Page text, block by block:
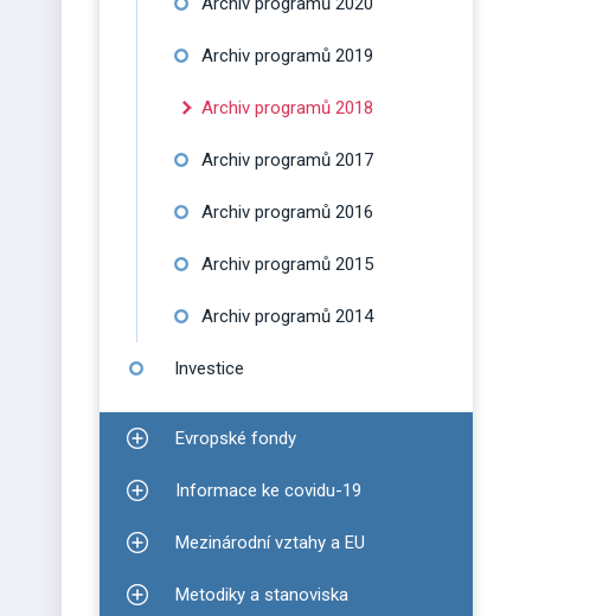
Archiv programů 2019
Archiv programů 2018
Archiv programů 2017
Archiv programů 2016
Archiv programů 2015
Archiv programů 2014
Investice
Zobrazit podmenu pro Evropské fondy
Evropské fondy
Zobrazit podmenu pro Informace ke covidu-19
Informace ke covidu-19
Zobrazit podmenu pro Mezinárodní vztahy a EU
Mezinárodní vztahy a EU
Zobrazit podmenu pro Metodiky a stanoviska
Metodiky a stanoviska